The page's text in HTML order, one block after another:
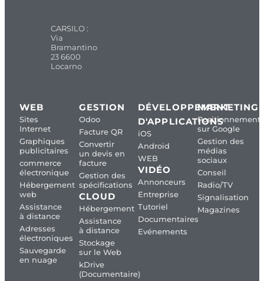
CARSILO :
Via
Bramantino
23 6600
Locarno
WEB
Sites
Internet
Graphiques
publicitaires
commerce
électronique
Hébergement
web
Assistance
à distance
Adresses
électroniques
Sauvegarde
en nuage
GESTION
Odoo
Facture QR
Convertir
un devis en
facture
Gestion des
spécifications
CLOUD
Hébergement
Assistance
à distance
Stockage
sur le Web
kDrive
(Documentaire)
DÉVELOPPEMENT
D'APPLICATIONS
iOS
Android
WEB
VIDÉO
Annonceurs
Entreprise
Tutoriel
Documentaires
Evénements
MARKETING
Positionnement
sur Google
Gestion des
médias
sociaux
Conseil
Radio/TV
Signalisation
Magazines